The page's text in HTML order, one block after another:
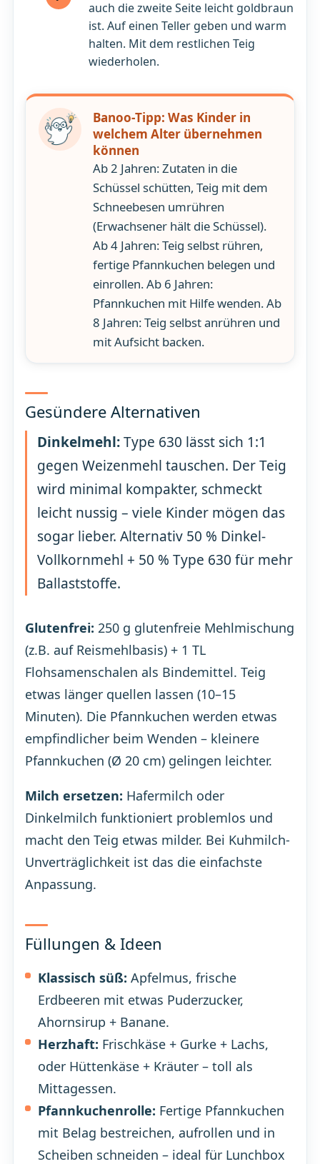
auch die zweite Seite leicht goldbraun
ist. Auf einen Teller geben und warm
halten. Mit dem restlichen Teig
wiederholen.
Banoo-Tipp: Was Kinder in
welchem Alter übernehmen
können
Ab 2 Jahren: Zutaten in die
Schüssel schütten, Teig mit dem
Schneebesen umrühren
(Erwachsener hält die Schüssel).
Ab 4 Jahren: Teig selbst rühren,
fertige Pfannkuchen belegen und
einrollen. Ab 6 Jahren:
Pfannkuchen mit Hilfe wenden. Ab
8 Jahren: Teig selbst anrühren und
mit Aufsicht backen.
Gesündere Alternativen
Dinkelmehl:Type 630 lässt sich 1:1
gegen Weizenmehl tauschen. Der Teig
wird minimal kompakter, schmeckt
leicht nussig – viele Kinder mögen das
sogar lieber. Alternativ 50 % Dinkel-
Vollkornmehl + 50 % Type 630 für mehr
Ballaststoffe.
Glutenfrei: 250 g glutenfreie Mehlmischung
(z.B. auf Reismehlbasis) + 1 TL
Flohsamenschalen als Bindemittel. Teig
etwas länger quellen lassen (10–15
Minuten). Die Pfannkuchen werden etwas
empfindlicher beim Wenden – kleinere
Pfannkuchen (Ø 20 cm) gelingen leichter.
Milch ersetzen: Hafermilch oder
Dinkelmilch funktioniert problemlos und
macht den Teig etwas milder. Bei Kuhmilch-
Unverträglichkeit ist das die einfachste
Anpassung.
Füllungen & Ideen
Klassisch süß: Apfelmus, frische
Erdbeeren mit etwas Puderzucker,
Ahornsirup + Banane.
Herzhaft: Frischkäse + Gurke + Lachs,
oder Hüttenkäse + Kräuter – toll als
Mittagessen.
Pfannkuchenrolle: Fertige Pfannkuchen
mit Belag bestreichen, aufrollen und in
Scheiben schneiden – ideal für Lunchbox